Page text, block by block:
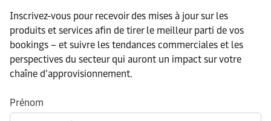
Inscrivez-vous pour recevoir des mises à jour sur les
produits et services afin de tirer le meilleur parti de vos
bookings – et suivre les tendances commerciales et les
perspectives du secteur qui auront un impact sur votre
chaîne d’approvisionnement.
Prénom